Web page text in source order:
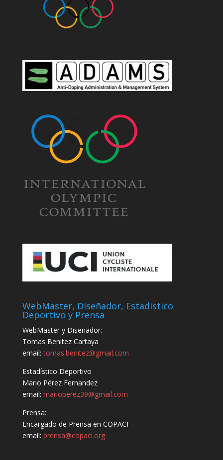
WebMaster, Diseñador, Estadistico
Deportivo y Prensa
WebMaster y Diseñador:
Tomas Benitez Cartaya
email:tomas.benitez@gmail.com
Estadístico Deportivo
Mario Pérez Fernandez
email: marioperez39@gmail.com
Prensa:
Encargado de Prensa en COPACI
email: prensa@copaci.org